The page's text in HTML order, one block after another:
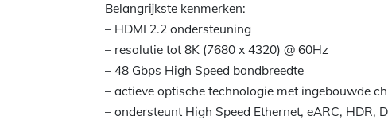
Belangrijkste kenmerken:
– HDMI 2.2 ondersteuning
– resolutie tot 8K (7680 x 4320) @ 60Hz
– 48 Gbps High Speed bandbreedte
– actieve optische technologie met ingebouwde
– ondersteunt High Speed Ethernet, eARC, HDR,